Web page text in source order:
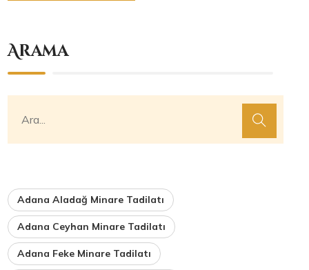
Arama
Adana Aladağ Minare Tadilatı
Adana Ceyhan Minare Tadilatı
Adana Feke Minare Tadilatı